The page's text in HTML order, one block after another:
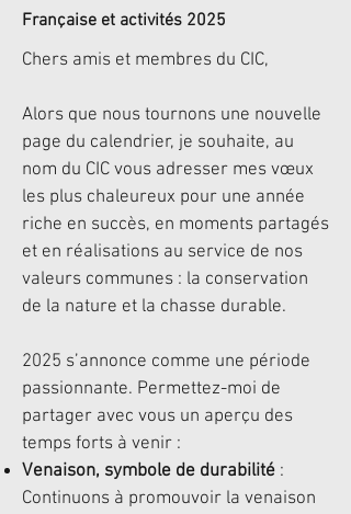
Française et activités 2025
Chers amis et membres du CIC,
Alors que nous tournons une nouvelle
page du calendrier, je souhaite, au
nom du CIC vous adresser mes vœux
les plus chaleureux pour une année
riche en succès, en moments partagés
et en réalisations au service de nos
valeurs communes : la conservation
de la nature et la chasse durable.
2025 s’annonce comme une période
passionnante. Permettez-moi de
partager avec vous un aperçu des
temps forts à venir :
Venaison, symbole de durabilité :
Continuons à promouvoir la venaison